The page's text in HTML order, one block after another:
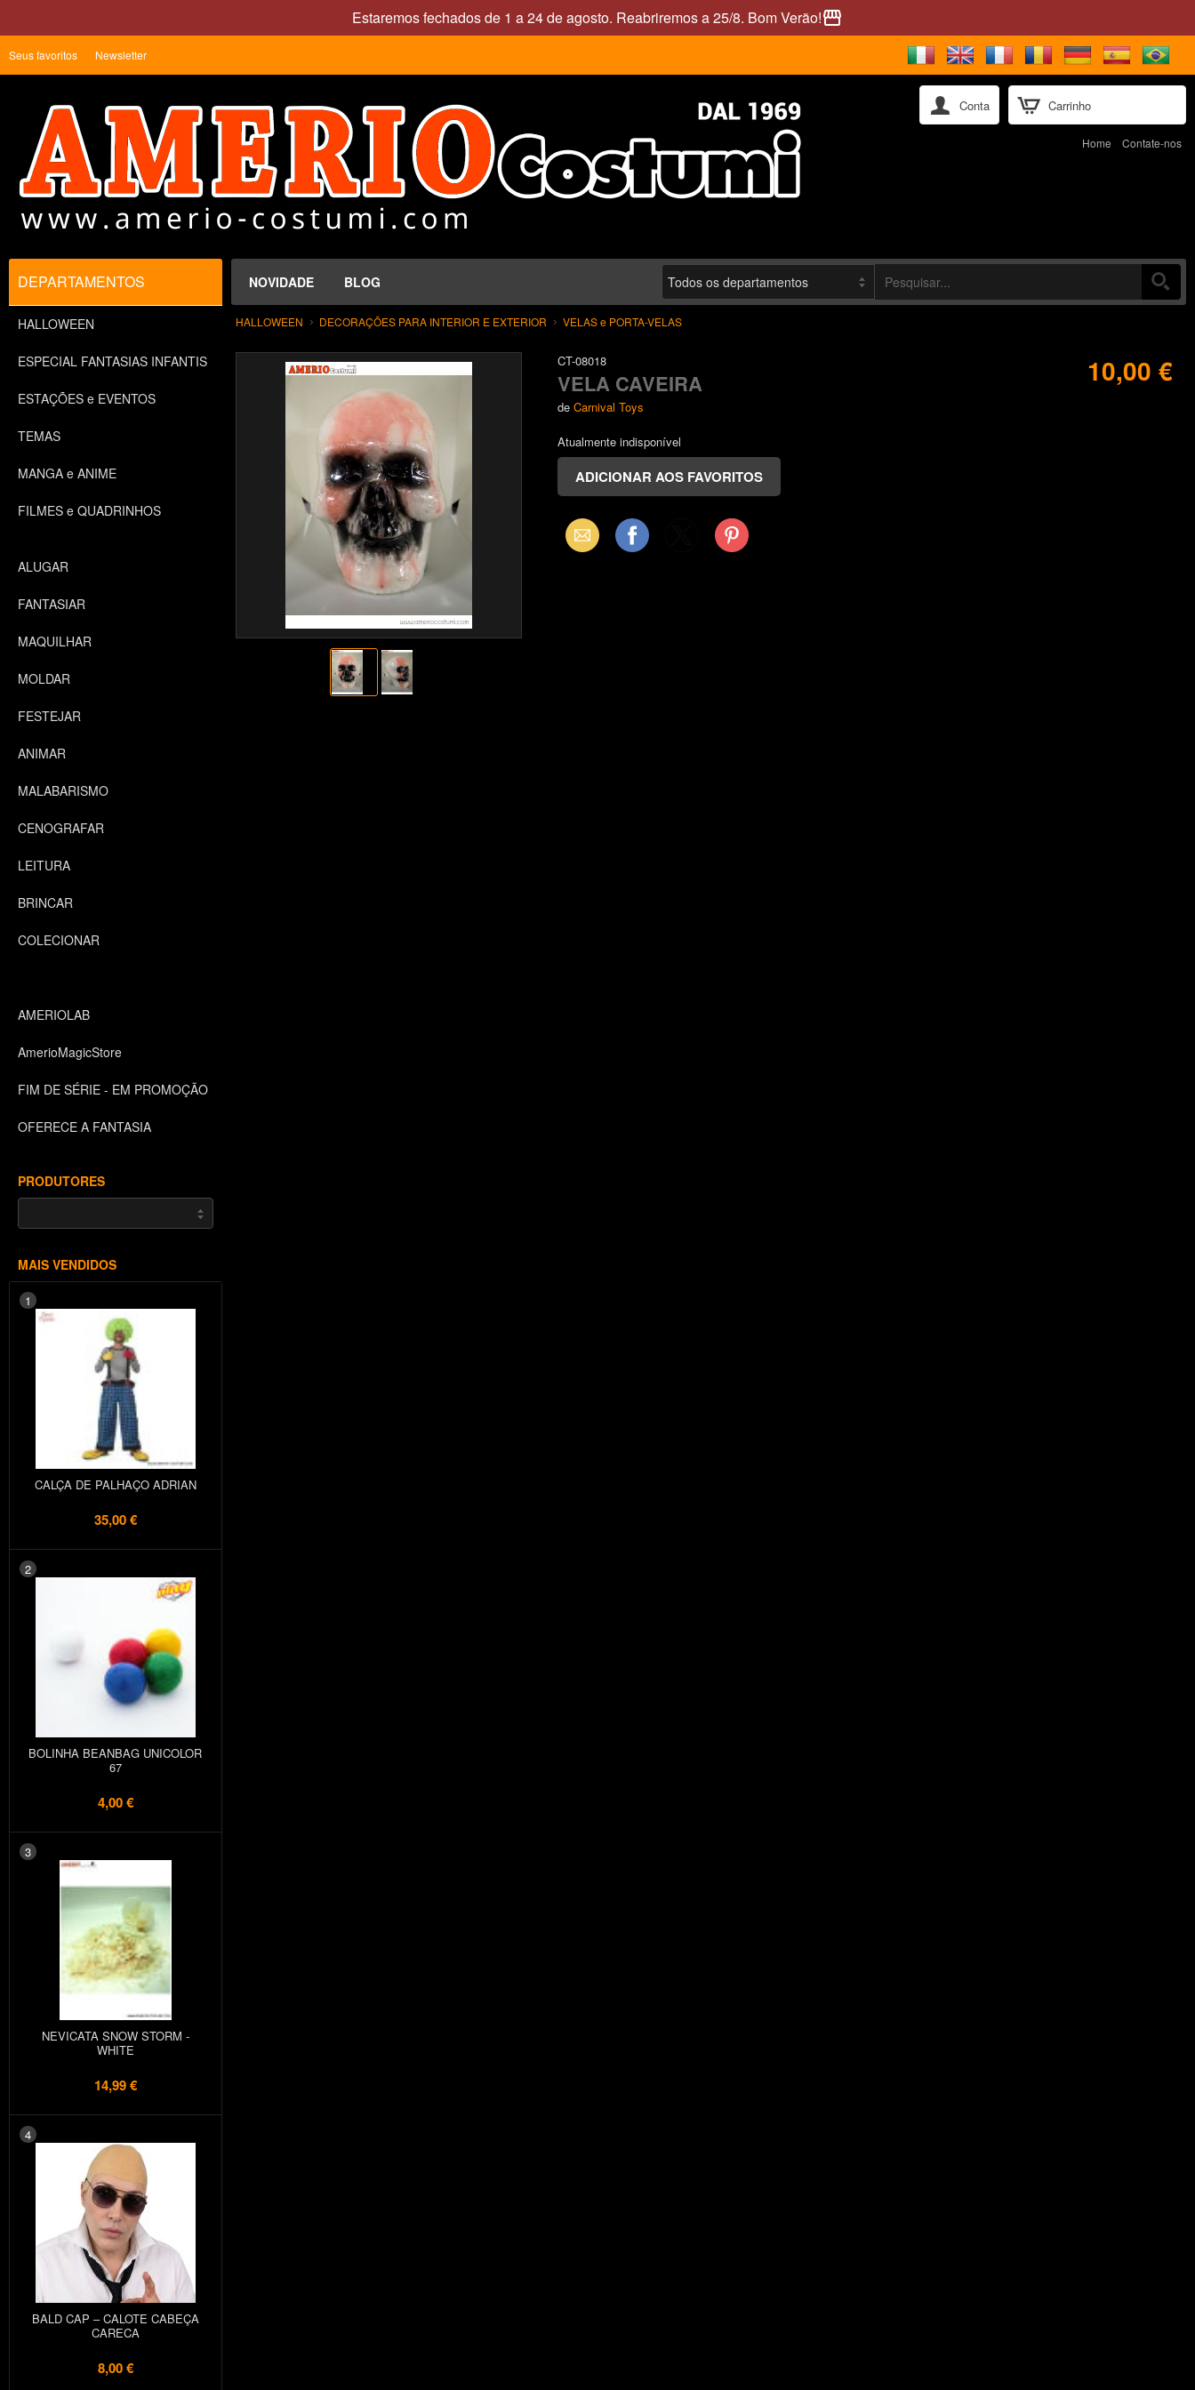
Estaremos fechados de 1 a 24 de agosto. Reabriremos a 25/8. Bom Verão!storefront
Carrinho
Seus favoritos Newsletter
Conta
Home Contate-nos
NOVIDADE BLOG
DEPARTAMENTOS
HALLOWEEN
ESPECIAL FANTASIAS INFANTIS
ESTAÇÕES e EVENTOS
TEMAS
MANGA e ANIME
FILMES e QUADRINHOS
ALUGAR
FANTASIAR
MAQUILHAR
MOLDAR
FESTEJAR
ANIMAR
MALABARISMO
CENOGRAFAR
LEITURA
BRINCAR
COLECIONAR
AMERIOLAB
AmerioMagicStore
FIM DE SÉRIE - EM PROMOÇÃO
OFERECE A FANTASIA
PRODUTORES
MAIS VENDIDOS
1
CALÇA DE PALHAÇO ADRIAN
35,00 €
2
BOLINHA BEANBAG UNICOLOR
67
4,00 €
3
NEVICATA SNOW STORM -
WHITE
14,99 €
4
BALD CAP – CALOTE CABEÇA
CARECA
8,00 €
HALLOWEEN DECORAÇÕES PARA INTERIOR E EXTERIOR VELAS e PORTA-VELAS
CT-08018
VELA CAVEIRA
de Carnival Toys
10,00 €
Atualmente indisponível
Email Facebook Pinterest